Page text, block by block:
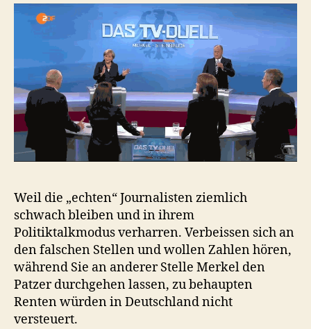
Weil die „echten“ Journalisten ziemlich
schwach bleiben und in ihrem
Politiktalkmodus verharren. Verbeissen sich an
den falschen Stellen und wollen Zahlen hören,
während Sie an anderer Stelle Merkel den
Patzer durchgehen lassen, zu behaupten
Renten würden in Deutschland nicht
versteuert.